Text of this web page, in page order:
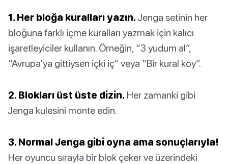
1. Her bloğa kuralları yazın. Jenga setinin her
bloğuna farklı içme kuralları yazmak için kalıcı
işaretleyiciler kullanın. Örneğin, “3 yudum al”,
“Avrupa’ya gittiysen içki iç” veya “Bir kural koy”.
2. Blokları üst üste dizin. Her zamanki gibi
Jenga kulesini monte edin.
3. Normal Jenga gibi oyna ama sonuçlarıyla!
Her oyuncu sırayla bir blok çeker ve üzerindeki